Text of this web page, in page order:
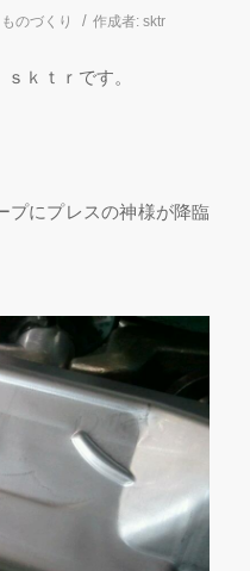
ものづくり / 作成者: sktr
ｋｔｒです。
プにプレスの神様が降臨